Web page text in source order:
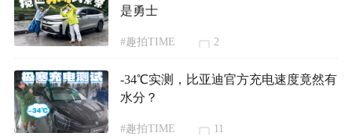
是勇士
#趣拍TIME 2
-34℃实测，比亚迪官方充电速度竟然有
水分？
#趣拍TIME 11